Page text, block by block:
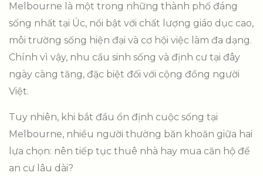
Melbourne là một trong những thành phố đáng
sống nhất tại Úc, nổi bật với chất lượng giáo dục cao,
môi trường sống hiện đại và cơ hội việc làm đa dạng.
Chính vì vậy, nhu cầu sinh sống và định cư tại đây
ngày càng tăng, đặc biệt đối với cộng đồng người
Việt.
Tuy nhiên, khi bắt đầu ổn định cuộc sống tại
Melbourne, nhiều người thường băn khoăn giữa hai
lựa chọn: nên tiếp tục thuê nhà hay mua căn hộ để
an cư lâu dài?